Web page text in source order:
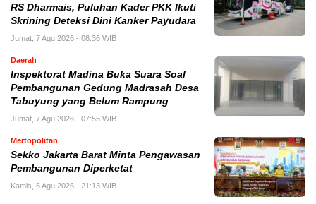
RS Dharmais, Puluhan Kader PKK Ikuti
Skrining Deteksi Dini Kanker Payudara
Jumat, 7 Agu 2026 - 08:36 WIB
Daerah
Inspektorat Madina Buka Suara Soal
Pembangunan Gedung Madrasah Desa
Tabuyung yang Belum Rampung
Jumat, 7 Agu 2026 - 07:55 WIB
Mertopolitan
Sekko Jakarta Barat Minta Pengawasan
Pembangunan Diperketat
Kamis, 6 Agu 2026 - 21:13 WIB